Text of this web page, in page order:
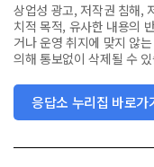
상업성 광고, 저작권 침해,
치적 목적, 유사한 내용의
거나 운영 취지에 맞지 않
의해 통보없이 삭제될 수
응답소 누리집 바로가